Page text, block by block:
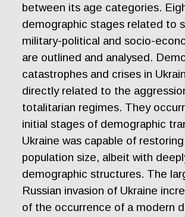
between its age categories.
demographic stages related to
military-political and socio-
are outlined and analysed.
catastrophes and crises in
directly related to the
totalitarian regimes. They
initial stages of demographic
Ukraine was capable of
population size, albeit with
demographic structures. The
Russian invasion of Ukraine
of the occurrence of a modern